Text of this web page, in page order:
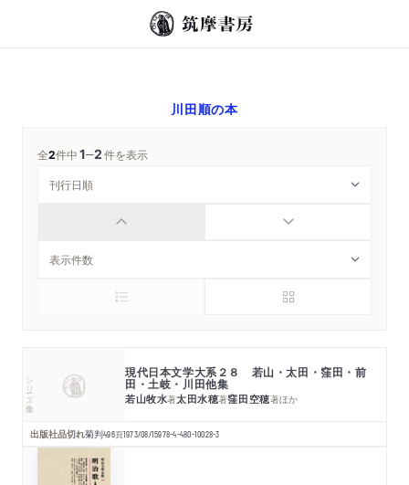
川田順の本
全2件中1─2件を表示
シリーズ・全集 現代日本文学大系２８ 若山・太田・窪田・前
田・土岐・川田他集
若山牧水著太田水穂著窪田空穂著ほか
出版社品切れ菊判496頁1973/08/15978-4-480-10028-3